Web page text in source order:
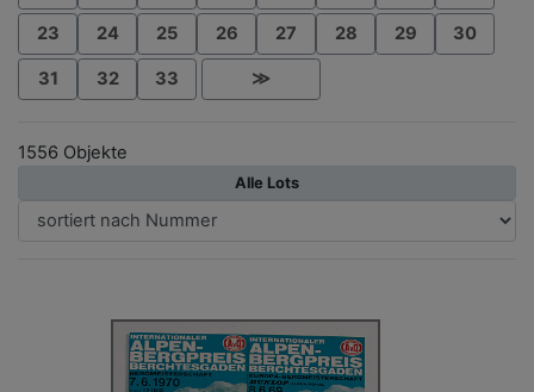
23 24 25 26 27 28 29 30
31 32 33 ≫
1556 Objekte
Alle Lots